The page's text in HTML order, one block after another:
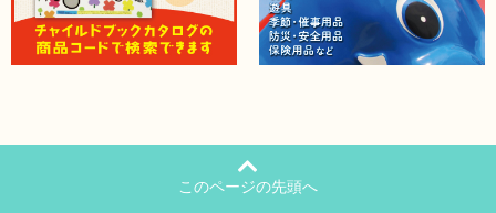
このページの先頭へ